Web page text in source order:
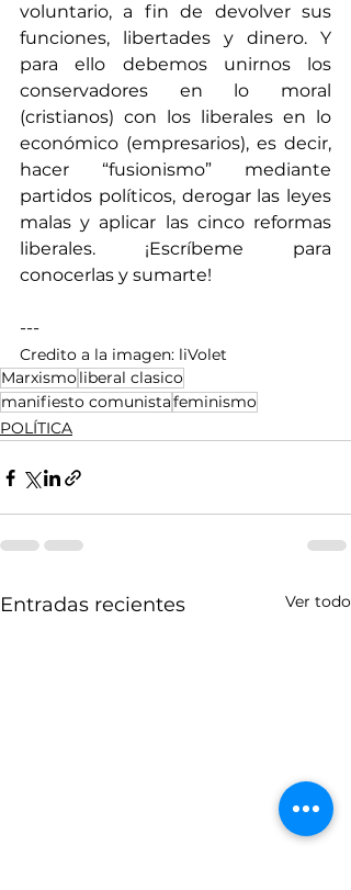
voluntario, a fin de devolver sus
funciones, libertades y dinero. Y
para ello debemos unirnos los
conservadores en lo moral
(cristianos) con los liberales en lo
económico (empresarios), es decir,
hacer “fusionismo” mediante
partidos políticos, derogar las leyes
malas y aplicar las cinco reformas
liberales. ¡Escríbeme para
conocerlas y sumarte!
---
Credito a la imagen: liVolet
Marxismoliberal clasico
manifiesto comunistafeminismo
POLÍTICA
Entradas recientes Ver todo